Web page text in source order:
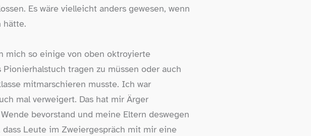
Es wäre vielleicht anders gewesen, wenn
hätte.
mich so einige von oben oktroyierte
tragen zu müssen oder auch
mitmarschieren musste. Ich war
mal verweigert. Das hat mir Ärger
bevorstand und meine Eltern deswegen
Leute im Zweiergespräch mit mir eine